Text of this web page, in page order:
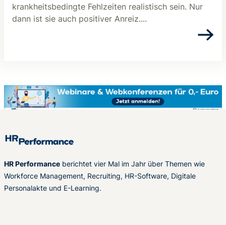
krankheitsbedingte Fehlzeiten realistisch sein. Nur
dann ist sie auch positiver Anreiz....
HR Performance berichtet vier Mal im Jahr über Themen wie
Workforce Management, Recruiting, HR-Software, Digitale
Personalakte und E-Learning.